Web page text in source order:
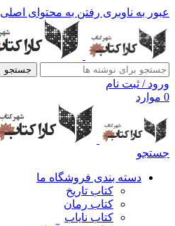
عبور به ناوبری رفتن به محتوای اصلی
جستجو
ورود / ثبت نام
0 موارد
جستجو
دسته بندی فروشگاه ما
کتاب تاریخ
کتاب رمان
کتاب نایاب